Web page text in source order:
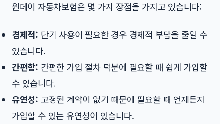
원데이 자동차보험은 몇 가지 장점을 가지고 있습니다:
경제적: 단기 사용이 필요한 경우 경제적 부담을 줄일 수
있습니다.
간편함: 간편한 가입 절차 덕분에 필요할 때 쉽게 가입할
수 있습니다.
유연성: 고정된 계약이 없기 때문에 필요할 때 언제든지
가입할 수 있는 유연성이 있습니다.